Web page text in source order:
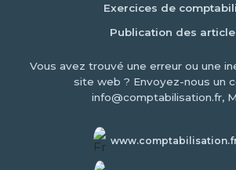
Exercices de
Publication des
Vous avez trouvé une erreur ou une
site web ? Envoyez-nous un
info@comptabilisation.fr,